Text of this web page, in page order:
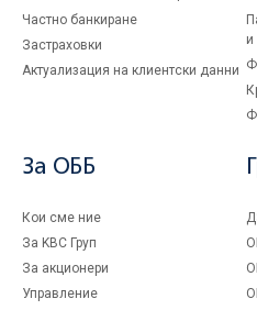
Частно банкиране
Застраховки
Актуализация на клиентски данни
и
За ОББ
Кои сме ние
За KBC Груп
За акционери
Управление